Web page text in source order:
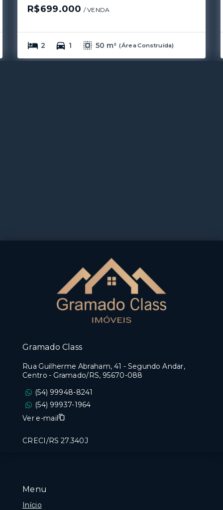
R$699.000 / VENDA
2 1 50 m² (Área Construída)
Menu
Início
Gramado Class
Rua Guilherme Abraham, 41 - Segundo Andar,
Centro - Gramado/RS, 95670-088
(54) 99948-8241
(54) 99937-1964
Ver e-mail
CRECI/RS 27.340J